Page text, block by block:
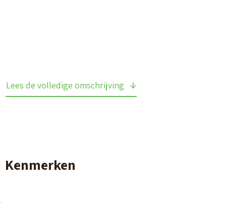
Lees de volledige omschrijving
Kenmerken